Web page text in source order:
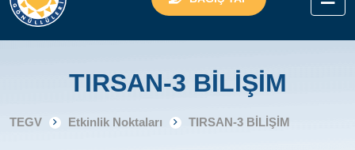
TIRSAN-3 BİLİŞİM
TEGV Etkinlik Noktaları TIRSAN-3 BİLİŞİM